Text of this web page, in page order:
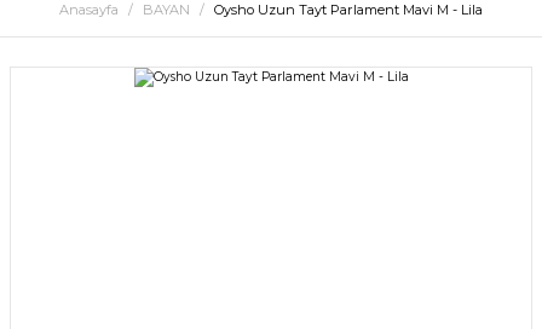
Anasayfa BAYAN Oysho Uzun Tayt Parlament Mavi M - Lila